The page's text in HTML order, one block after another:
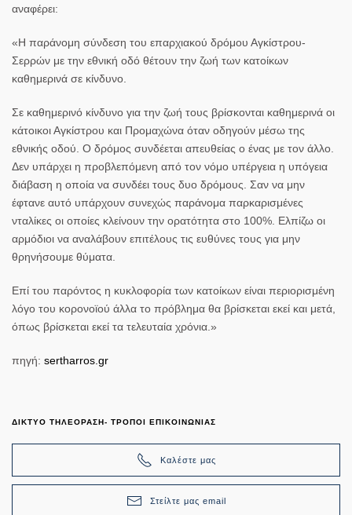
αναφέρει:
«Η παράνομη σύνδεση του επαρχιακού δρόμου Αγκίστρου-
Σερρών με την εθνική οδό θέτουν την ζωή των κατοίκων
καθημερινά σε κίνδυνο.
Σε καθημερινό κίνδυνο για την ζωή τους βρίσκονται καθημερινά οι
κάτοικοι Αγκίστρου και Προμαχώνα όταν οδηγούν μέσω της
εθνικής οδού. Ο δρόμος συνδέεται απευθείας ο ένας με τον άλλο.
Δεν υπάρχει η προβλεπόμενη από τον νόμο υπέργεια η υπόγεια
διάβαση η οποία να συνδέει τους δυο δρόμους. Σαν να μην
έφτανε αυτό υπάρχουν συνεχώς παράνομα παρκαρισμένες
νταλίκες οι οποίες κλείνουν την ορατότητα στο 100%. Ελπίζω οι
αρμόδιοι να αναλάβουν επιτέλους τις ευθύνες τους για μην
θρηνήσουμε θύματα.
Επί του παρόντος η κυκλοφορία των κατοίκων είναι περιορισμένη
λόγο του κορονοϊού άλλα το πρόβλημα θα βρίσκεται εκεί και μετά,
όπως βρίσκεται εκεί τα τελευταία χρόνια.»
πηγή: sertharros.gr
ΔΙΚΤΥΟ ΤΗΛΕΟΡΑΣΗ- ΤΡΟΠΟΙ ΕΠΙΚΟΙΝΩΝΙΑΣ
Καλέστε μας
Στείλτε μας email